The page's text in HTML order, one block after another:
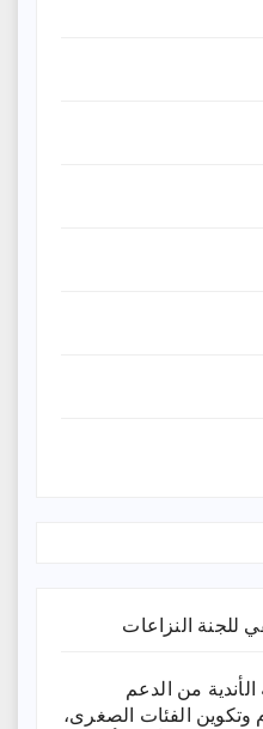
للجنة النزاعات
من الدعم
الفئات الصغرى،